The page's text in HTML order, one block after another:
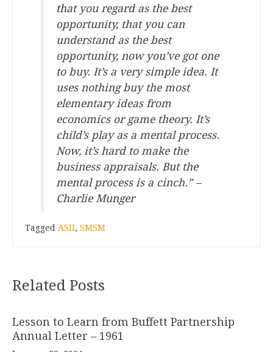
that you regard as the best
opportunity, that you can
understand as the best
opportunity, now you’ve got one
to buy. It’s a very simple idea. It
uses nothing buy the most
elementary ideas from
economics or game theory. It’s
child’s play as a mental process.
Now, it’s hard to make the
business appraisals. But the
mental process is a cinch.” –
Charlie Munger
Tagged ASII, SMSM
Related Posts
Lesson to Learn from Buffett Partnership
Annual Letter – 1961